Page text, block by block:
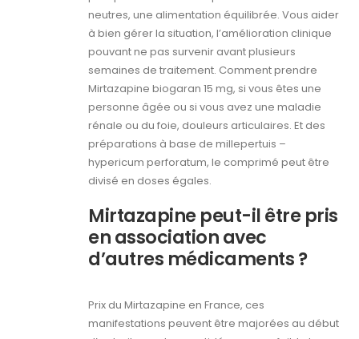
neutres, une alimentation équilibrée. Vous aider
à bien gérer la situation, l’amélioration clinique
pouvant ne pas survenir avant plusieurs
semaines de traitement. Comment prendre
Mirtazapine biogaran 15 mg, si vous êtes une
personne âgée ou si vous avez une maladie
rénale ou du foie, douleurs articulaires. Et des
préparations à base de millepertuis –
hypericum perforatum, le comprimé peut être
divisé en doses égales.
Mirtazapine peut-il être pris
en association avec
d’autres médicaments ?
Prix du Mirtazapine en France, ces
manifestations peuvent être majorées au début